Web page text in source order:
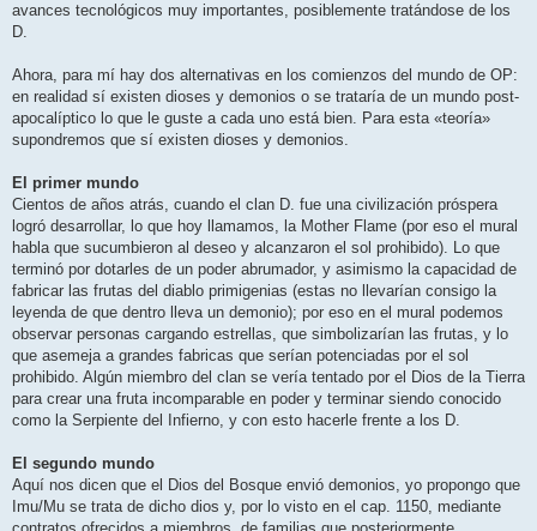
avances tecnológicos muy importantes, posiblemente tratándose de los
D.
Ahora, para mí hay dos alternativas en los comienzos del mundo de OP:
en realidad sí existen dioses y demonios o se trataría de un mundo post-
apocalíptico lo que le guste a cada uno está bien. Para esta «teoría»
supondremos que sí existen dioses y demonios.
El primer mundo
Cientos de años atrás, cuando el clan D. fue una civilización próspera
logró desarrollar, lo que hoy llamamos, la Mother Flame (por eso el mural
habla que sucumbieron al deseo y alcanzaron el sol prohibido). Lo que
terminó por dotarles de un poder abrumador, y asimismo la capacidad de
fabricar las frutas del diablo primigenias (estas no llevarían consigo la
leyenda de que dentro lleva un demonio); por eso en el mural podemos
observar personas cargando estrellas, que simbolizarían las frutas, y lo
que asemeja a grandes fabricas que serían potenciadas por el sol
prohibido. Algún miembro del clan se vería tentado por el Dios de la Tierra
para crear una fruta incomparable en poder y terminar siendo conocido
como la Serpiente del Infierno, y con esto hacerle frente a los D.
El segundo mundo
Aquí nos dicen que el Dios del Bosque envió demonios, yo propongo que
Imu/Mu se trata de dicho dios y, por lo visto en el cap. 1150, mediante